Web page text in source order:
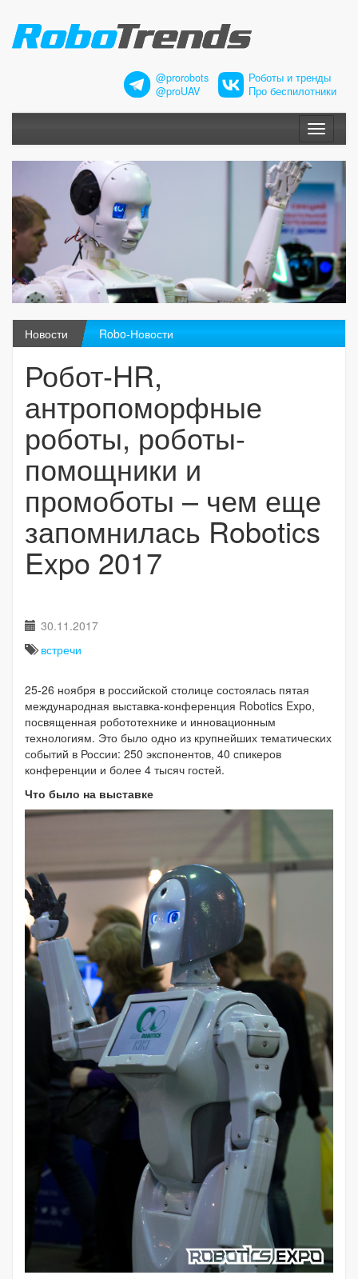
@prorobots
@proUAV
Роботы и тренды
Про беспилотники
Меню
Новости Robo-Новости
Робот-HR,
антропоморфные
роботы, роботы-
помощники и
промоботы – чем еще
запомнилась Robotics
Expo 2017
30.11.2017
встречи
25-26 ноября в российской столице состоялась пятая
международная выставка-конференция Robotics Expo,
посвященная робототехнике и инновационным
технологиям. Это было одно из крупнейших тематических
событий в России: 250 экспонентов, 40 спикеров
конференции и более 4 тысяч гостей.
Что было на выставке